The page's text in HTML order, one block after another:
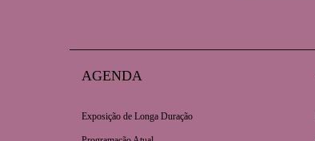
AGENDA
Exposição de Longa Duração